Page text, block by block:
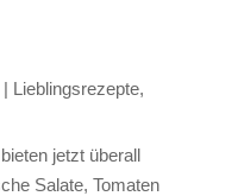
| Lieblingsrezepte,
jetzt überall
Salate, Tomaten